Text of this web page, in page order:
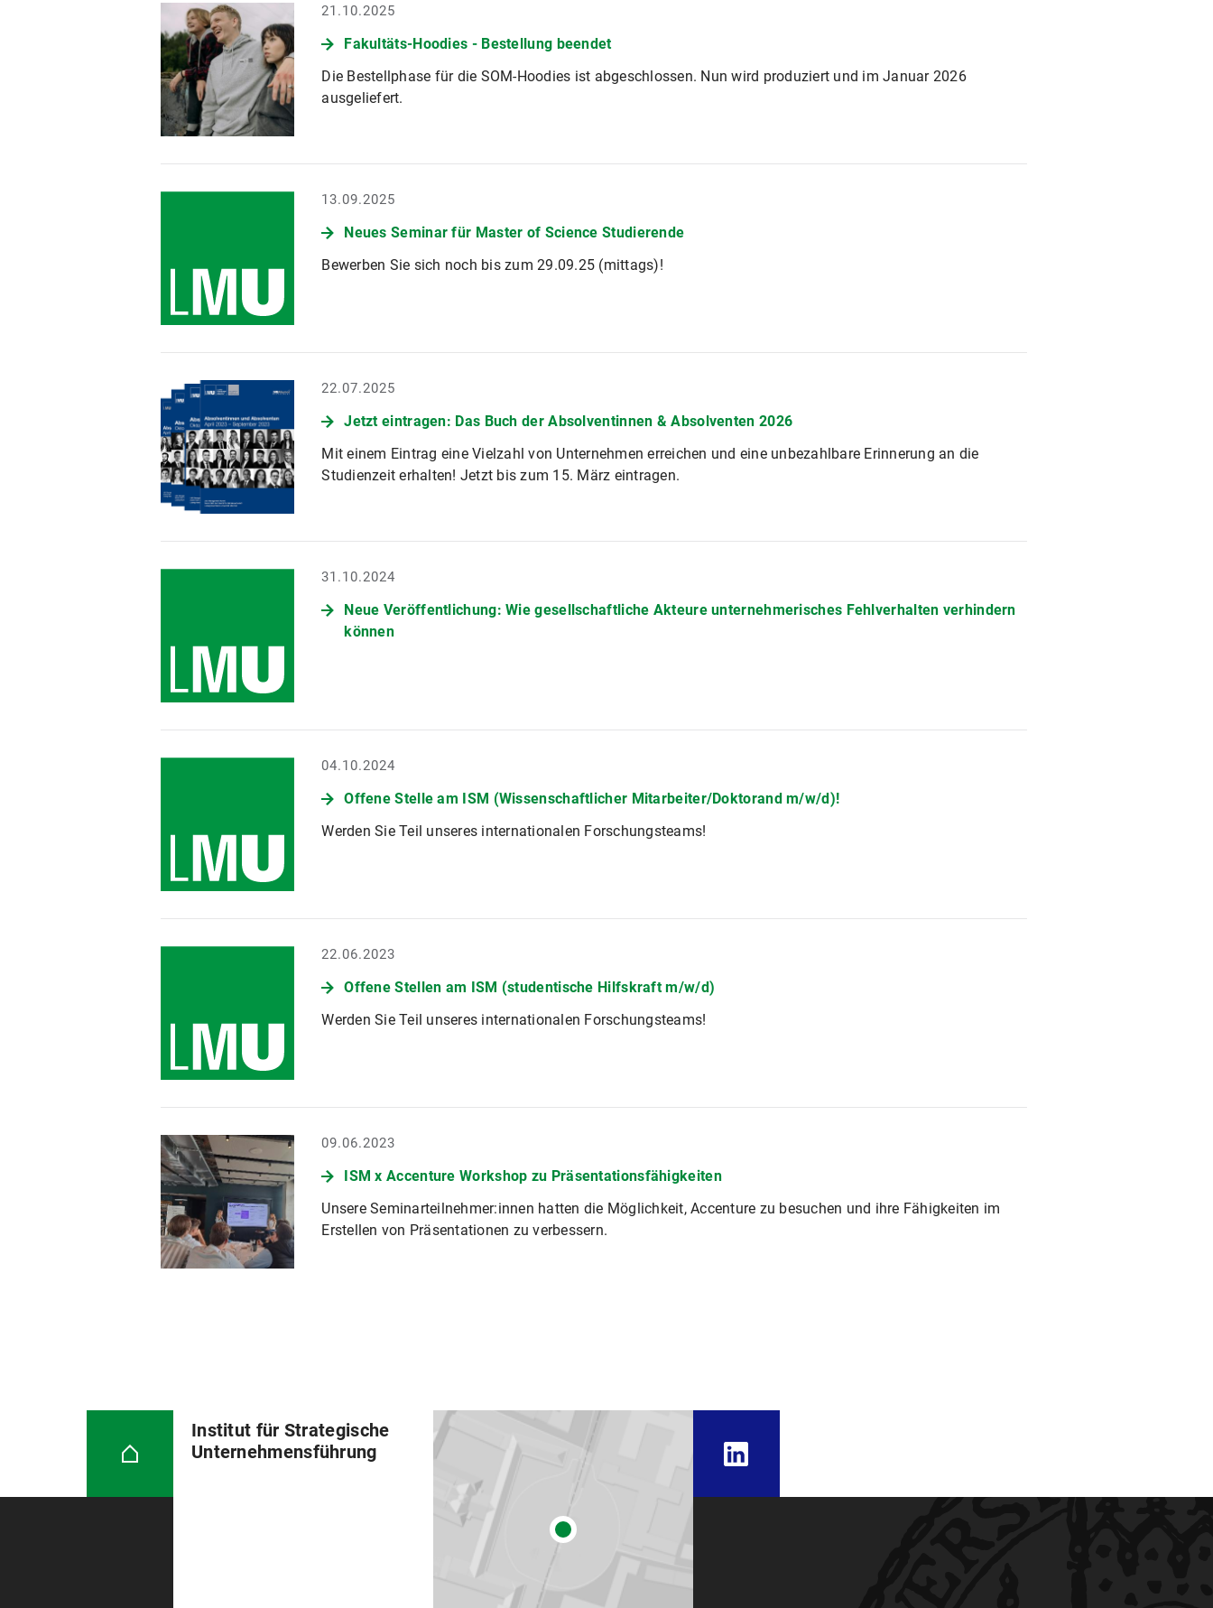
21.10.2025
Fakultäts-Hoodies - Bestellung beendet
Die Bestellphase für die SOM-Hoodies ist abgeschlossen. Nun wird produziert und im Januar 2026
ausgeliefert.
13.09.2025
Neues Seminar für Master of Science Studierende
Bewerben Sie sich noch bis zum 29.09.25 (mittags)!
22.07.2025
Jetzt eintragen: Das Buch der Absolventinnen & Absolventen 2026
Mit einem Eintrag eine Vielzahl von Unternehmen erreichen und eine unbezahlbare Erinnerung an die
Studienzeit erhalten! Jetzt bis zum 15. März eintragen.
31.10.2024
Neue Veröffentlichung: Wie gesellschaftliche Akteure unternehmerisches Fehlverhalten verhindern
können
04.10.2024
Offene Stelle am ISM (Wissenschaftlicher Mitarbeiter/Doktorand m/w/d)!
Werden Sie Teil unseres internationalen Forschungsteams!
22.06.2023
Offene Stellen am ISM (studentische Hilfskraft m/w/d)
Werden Sie Teil unseres internationalen Forschungsteams!
09.06.2023
ISM x Accenture Workshop zu Präsentationsfähigkeiten
Unsere Seminarteilnehmer:innen hatten die Möglichkeit, Accenture zu besuchen und ihre Fähigkeiten im
Erstellen von Präsentationen zu verbessern.
Institut für Strategische
Unternehmensführung